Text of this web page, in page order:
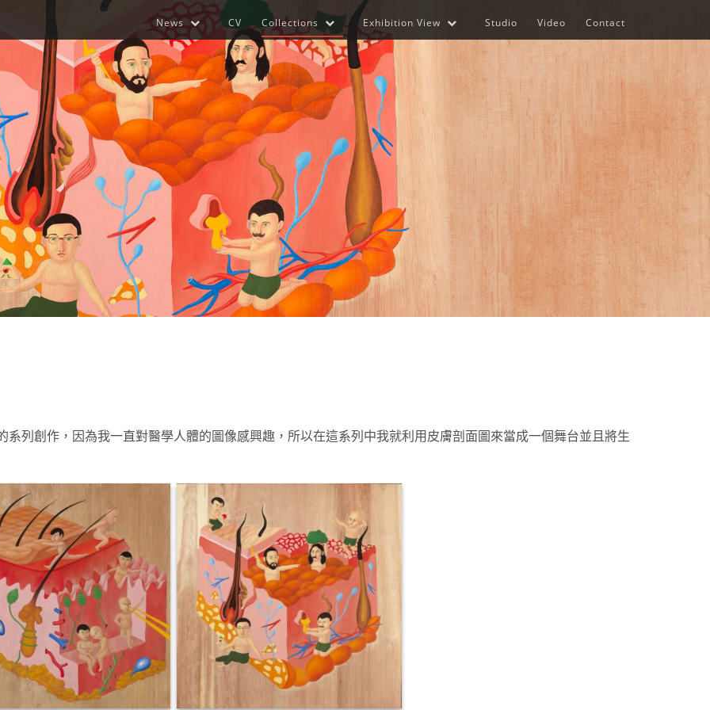
News CV Collections Exhibition View Studio Video Contact
列創作，因為我一直對醫學人體的圖像感興趣，所以在這系列中我就利用皮膚剖面圖來當成一個舞台並且將生